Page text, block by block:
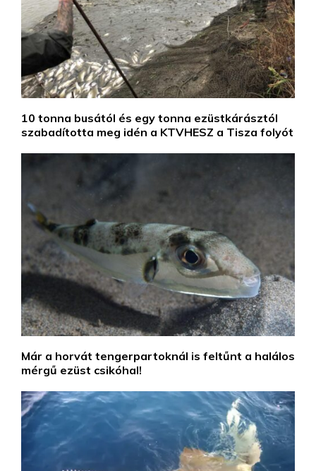
10 tonna busától és egy tonna ezüstkárásztól
szabadította meg idén a KTVHESZ a Tisza folyót
Már a horvát tengerpartoknál is feltűnt a halálos
mérgű ezüst csikóhal!